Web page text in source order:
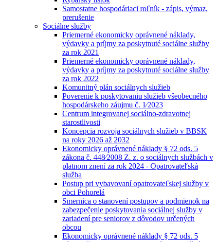
Samostatne hospodáriaci roľník - zápis, výmaz,
prerušenie
Sociálne služby
Priemerné ekonomicky oprávnené náklady,
výdavky a príjmy za poskytnuté sociálne služby
za rok 2021
Priemerné ekonomicky oprávnené náklady,
výdavky a príjmy za poskytnuté sociálne služby
za rok 2022
Komunitný plán sociálnych služieb
Poverenie k poskytovaniu služieb všeobecného
hospodárskeho záujmu č. 1⁄2023
Centrum integrovanej sociálno-zdravotnej
starostlivosti
Koncepcia rozvoja sociálnych služieb v BBSK
na roky 2026 až 2032
Ekonomicky oprávnené náklady § 72 ods. 5
zákona č. 448⁄2008 Z. z. o sociálnych službách v
platnom znení za rok 2024 - Opatrovateľská
služba
Postup pri vybavovaní opatrovateľskej služby v
obci Pohorelá
Smernica o stanovení postupov a podmienok na
zabezpečenie poskytovania sociálnej služby v
zariadení pre seniorov z dôvodov určených
obcou
Ekonomicky oprávnené náklady § 72 ods. 5